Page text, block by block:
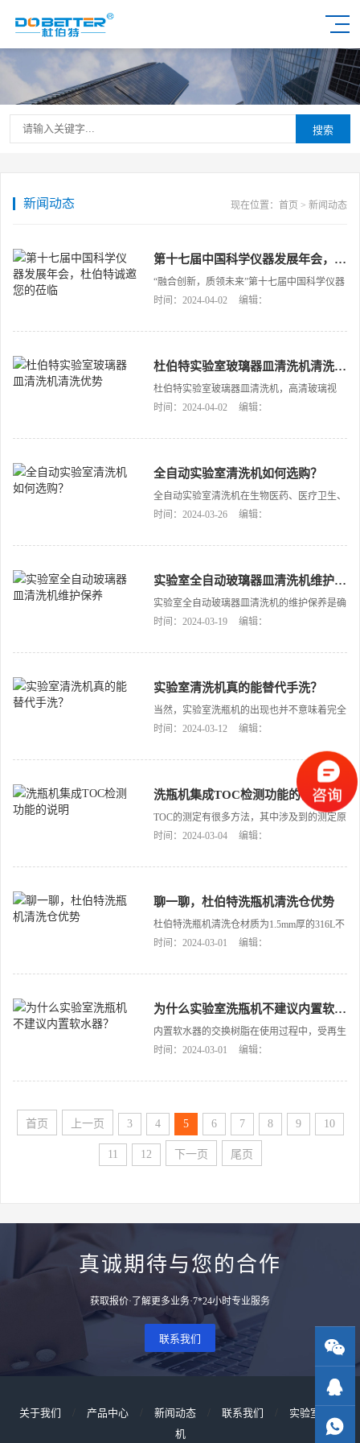
搜索
新闻动态 现在位置： 首页 > 新闻动态
第十七届中国科学仪器发展年会，杜伯特诚邀您的莅临
“融合创新，质领未来”第十七届中国科学仪器
发展年会（ACCSI2024），杜伯特展位：
议中心杜伯特邀您参加。[…]
时间：2024-04-02 编辑：
杜伯特实验室玻璃器皿清洗机清洗优势
杜伯特实验室玻璃器皿清洗机，高清玻璃视
窗，外观时尚简约，自动化程度高，清洗效果
好评，广泛应用于国内外科研院所、高等院
入境检验检疫、疾控中心、地矿测试中心、分
农产品检测、企业等行业实验室、理化实验室
玻璃器皿清洗。[…]
时间：2024-04-02 编辑：
全自动实验室清洗机如何选购？
全自动实验室清洗机在生物医药、医疗卫生、
环境质检、食品监测和石油化工等多领域都受
室基础设备之一。它不仅能帮用户实现降本增
效率和实验的准确度。为了让用户购买到心仪
[…]
时间：2024-03-26 编辑：
实验室全自动玻璃器皿清洗机维护保养
实验室全自动玻璃器皿清洗机的维护保养是确
保设备长期稳定运行、提高清洗效果的关键环
要点及常见误区。
时间：2024-03-19 编辑：
实验室清洗机真的能替代手洗？
当然，实验室洗瓶机的出现也并不意味着完全
取代人工清洗。在某些特殊情况下，如清洗一
有不可替代的作用。但是，实验室洗瓶机的广
泛应用无疑为实验室清洗工作带来了便利和效
益，成为了现代实验室不可或缺的重要设备之
时间：2024-03-12 编辑：
洗瓶机集成TOC检测功能的说明
TOC的测定有很多方法，其中涉及到的测定原
理各有不同。但无论有多少不同，都逃不开利
目前常用的方法主要有：加热氧化法、紫外照
实验室使用的测定仪都有使用这三种方法的仪
时间：2024-03-04 编辑：
聊一聊，杜伯特洗瓶机清洗仓优势
杜伯特洗瓶机清洗仓材质为1.5mm厚的316L不
锈钢板，远超同类产品清洗仓厚度。316L不锈
洗仓体采用先进的激光焊接工艺制作而成。
时间：2024-03-01 编辑：
为什么实验室洗瓶机不建议内置软水器？
内置软水器的交换树脂在使用过程中，受再生
过程或离子置换过程化学作用的影响，树脂颗
同时释放出有机物成TOC污染，影响清洗效
时间：2024-03-01 编辑：
首页 上一页 3 4 5 6 7 8 9 10
11 12 下一页 尾页
真诚期待与您的合作
获取报价·了解更多业务·7*24小时专业服务
联系我们
关于我们 产品中心/ 新闻动态/ 联系我们
实验室洗瓶
机